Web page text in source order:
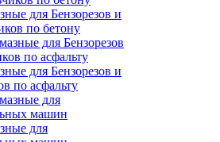
для Бензорезов и
по бетону
для Бензорезов и
по асфальту
для